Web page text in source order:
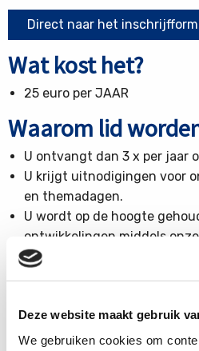
Deze website maakt gebruik
We gebruiken cookies om
Direct naar het
Wat kost het?
25 euro per JAAR
Waarom lid
U ontvangt dan 3 x per jaar
U krijgt uitnodigingen voor
en themadagen.
U wordt op de hoogte
ontwikkelingen middels
U krijgt als contribuant
U kunt bovendien gericht
800) artikelen die in de